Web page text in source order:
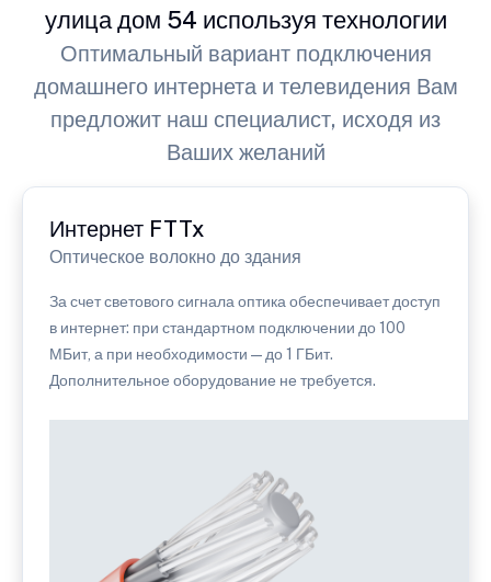
улица дом 54 используя технологии
Оптимальный вариант подключения
домашнего интернета и телевидения Вам
предложит наш специалист, исходя из
Ваших желаний
Интернет FTTx
Оптическое волокно до здания
За счет светового сигнала оптика обеспечивает доступ
в интернет: при стандартном подключении до 100
МБит, а при необходимости — до 1 ГБит.
Дополнительное оборудование не требуется.